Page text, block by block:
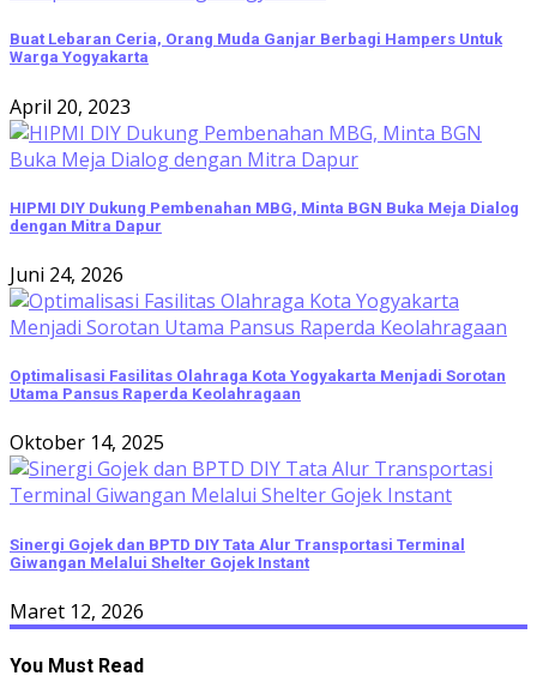
Buat Lebaran Ceria, Orang Muda Ganjar Berbagi Hampers Untuk
Warga Yogyakarta
April 20, 2023
HIPMI DIY Dukung Pembenahan MBG, Minta BGN Buka Meja Dialog
dengan Mitra Dapur
Juni 24, 2026
Optimalisasi Fasilitas Olahraga Kota Yogyakarta Menjadi Sorotan
Utama Pansus Raperda Keolahragaan
Oktober 14, 2025
Sinergi Gojek dan BPTD DIY Tata Alur Transportasi Terminal
Giwangan Melalui Shelter Gojek Instant
Maret 12, 2026
You Must Read